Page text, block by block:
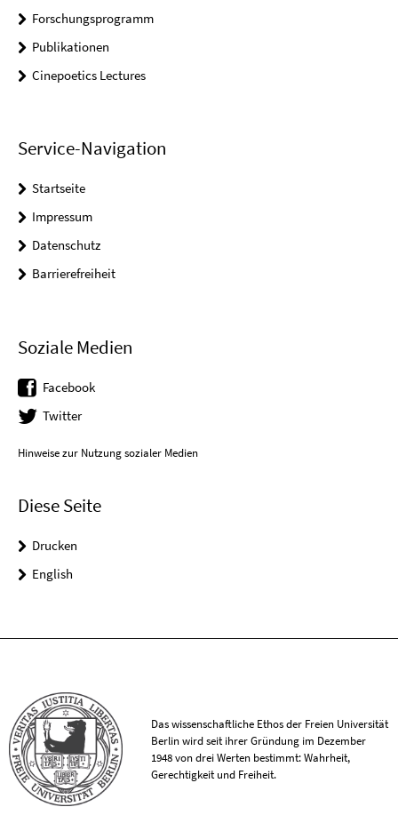
Forschungsprogramm
Publikationen
Cinepoetics Lectures
Service-Navigation
Startseite
Impressum
Datenschutz
Barrierefreiheit
Soziale Medien
Facebook
Twitter
Hinweise zur Nutzung sozialer Medien
Diese Seite
Drucken
English
Das wissenschaftliche Ethos der Freien Universität
Berlin wird seit ihrer Gründung im Dezember
1948 von drei Werten bestimmt: Wahrheit,
Gerechtigkeit und Freiheit.